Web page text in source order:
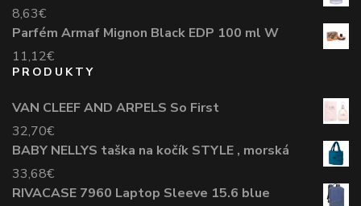
8,63€
Parfém Armaf Mignon Black EDP 100 ml W
11,12€
PRODUKTY
VAN CLEEF AND ARPELS So First
32,70€
BABY NELLYS taška na kočík STYLE , morská
33,68€
RIVACASE 7960 Laptop Sleeve 15.6 blue